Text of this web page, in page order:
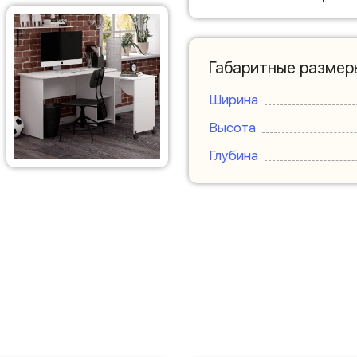
Габаритные
Ширина
Высота
Глубина